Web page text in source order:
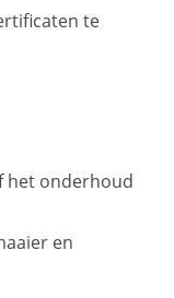
te
het onderhoud
en